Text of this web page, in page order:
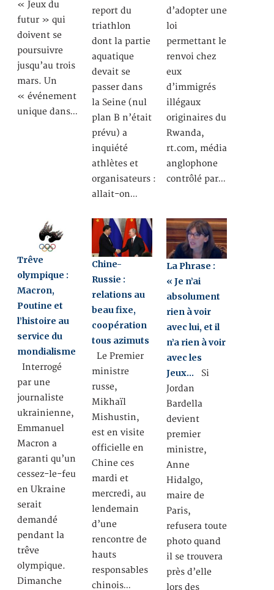
« Jeux du
futur » qui
doivent se
poursuivre
jusqu’au trois
mars. Un
« événement
unique dans…
report du
triathlon
dont la partie
aquatique
devait se
passer dans
la Seine (nul
plan B n’était
prévu) a
inquiété
athlètes et
organisateurs :
allait-on…
d’adopter une
loi
permettant le
renvoi chez
eux
d’immigrés
illégaux
originaires du
Rwanda,
rt.com, média
anglophone
contrôlé par…
Trêve
olympique :
Macron,
Poutine et
l’histoire au
service du
mondialisme
Interrogé
par une
journaliste
ukrainienne,
Emmanuel
Macron a
garanti qu’un
cessez-le-feu
en Ukraine
serait
demandé
pendant la
trêve
olympique.
Dimanche
Chine-
Russie :
relations au
beau fixe,
coopération
tous azimuts
Le Premier
ministre
russe,
Mikhaïl
Mishustin,
est en visite
officielle en
Chine ces
mardi et
mercredi, au
lendemain
d’une
rencontre de
hauts
responsables
chinois…
La Phrase :
« Je n’ai
absolument
rien à voir
avec lui, et il
n’a rien à voir
avec les
Jeux… Si
Jordan
Bardella
devient
premier
ministre,
Anne
Hidalgo,
maire de
Paris,
refusera toute
photo quand
il se trouvera
près d’elle
lors des